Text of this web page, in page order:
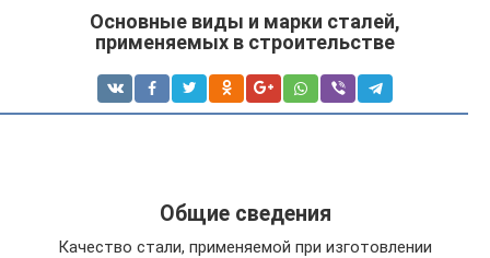
Основные виды и марки сталей,
применяемых в строительстве
Общие сведения
Качество стали, применяемой при изготовлении